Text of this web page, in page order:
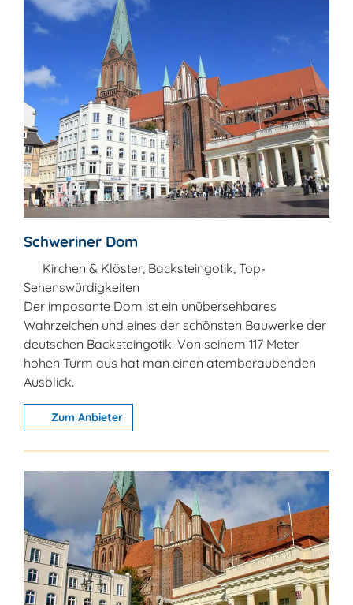
Schweriner Dom
Kirchen & Klöster, Backsteingotik, Top-
Sehenswürdigkeiten
Der imposante Dom ist ein unübersehbares
Wahrzeichen und eines der schönsten Bauwerke der
deutschen Backsteingotik. Von seinem 117 Meter
hohen Turm aus hat man einen atemberaubenden
Ausblick.
Zum Anbieter